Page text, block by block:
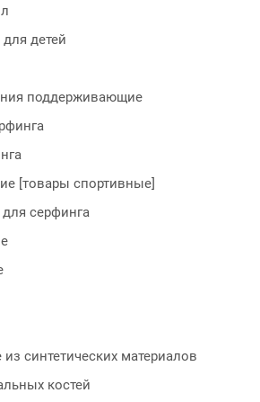
детей
поддерживающие
[товары спортивные]
серфинга
синтетических материалов
костей